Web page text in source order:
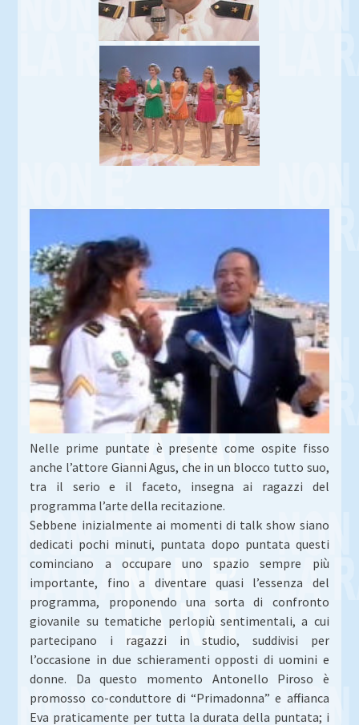
Nelle prime puntate è presente come ospite fisso
anche l’attore Gianni Agus, che in un blocco tutto suo,
tra il serio e il faceto, insegna ai ragazzi del
programma l’arte della recitazione.
Sebbene inizialmente ai momenti di talk show siano
dedicati pochi minuti, puntata dopo puntata questi
cominciano a occupare uno spazio sempre più
importante, fino a diventare quasi l’essenza del
programma, proponendo una sorta di confronto
giovanile su tematiche perlopiù sentimentali, a cui
partecipano i ragazzi in studio, suddivisi per
l’occasione in due schieramenti opposti di uomini e
donne. Da questo momento Antonello Piroso è
promosso co-conduttore di “Primadonna” e affianca
Eva praticamente per tutta la durata della puntata; i